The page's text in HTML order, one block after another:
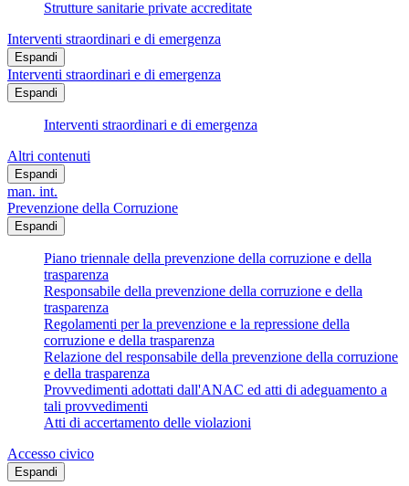
Strutture sanitarie private accreditate
Interventi straordinari e di emergenza
Espandi
Interventi straordinari e di emergenza
Espandi
Interventi straordinari e di emergenza
Altri contenuti
Espandi
man. int.
Prevenzione della Corruzione
Espandi
Piano triennale della prevenzione della corruzione e della
trasparenza
Responsabile della prevenzione della corruzione e della
trasparenza
Regolamenti per la prevenzione e la repressione della
corruzione e della trasparenza
Relazione del responsabile della prevenzione della corruzione
e della trasparenza
Provvedimenti adottati dall'ANAC ed atti di adeguamento a
tali provvedimenti
Atti di accertamento delle violazioni
Accesso civico
Espandi